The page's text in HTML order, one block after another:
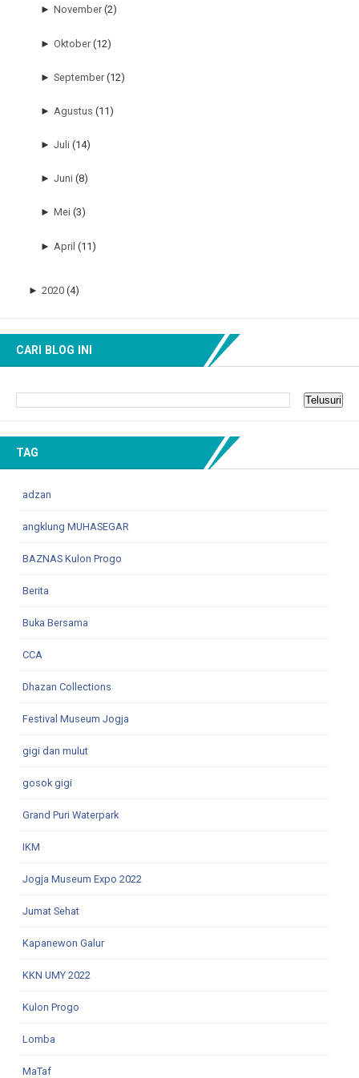
►November(2)
►Oktober(12)
►September(12)
► Agustus(11)
►Juli(14)
►Juni(8)
►Mei(3)
► April(11)
► 2020 (4)
CARI BLOG INI
TAG
adzan
angklung MUHASEGAR
BAZNAS Kulon Progo
Berita
Buka Bersama
CCA
Dhazan Collections
Festival Museum Jogja
gigi dan mulut
gosok gigi
Grand Puri Waterpark
IKM
Jogja Museum Expo 2022
Jumat Sehat
Kapanewon Galur
KKN UMY 2022
Kulon Progo
Lomba
MaTaf